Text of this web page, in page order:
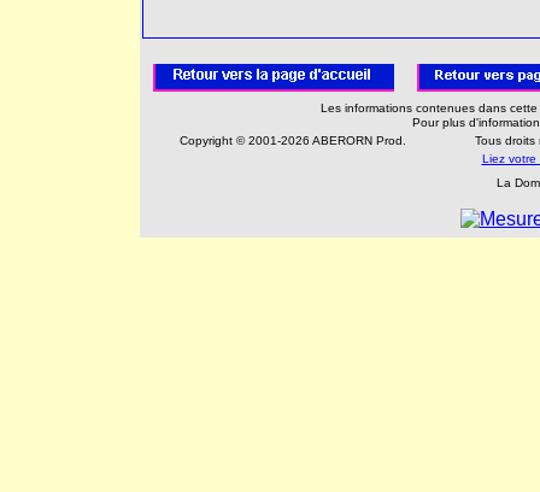
Les informations contenues dans
Pour plus
Copyright © 2001-2026 ABERORN Prod.
Tous
Liez
La